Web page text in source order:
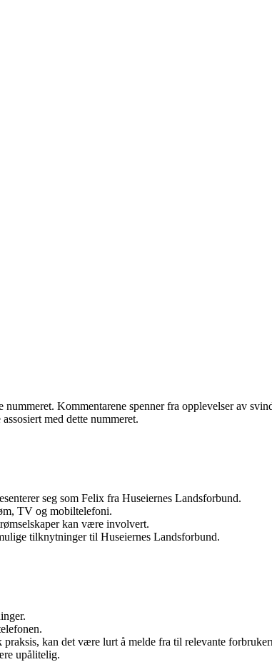
Kommentarene spenner fra opplevelser av
med dette nummeret.
seg som Felix fra Huseiernes Landsforbund.
TV og mobiltelefoni.
kan være involvert.
tilknytninger til Huseiernes Landsforbund.
kan det være lurt å melde fra til relevante
upålitelig.